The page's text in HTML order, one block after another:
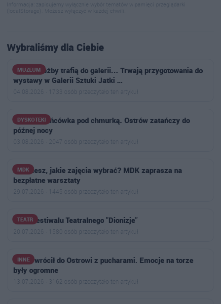
Informacja: zapisujemy wyłącznie wybór tematów w pamięci przeglądarki
(localStorage). Możesz wyłączyć w każdej chwili.
Wybraliśmy dla Ciebie
MUZEUM
Zanim rzeźby trafią do galerii... Trwają przygotowania do
wystawy w Galerii Sztuki Jatki …
04.08.2026 · 1733 osób przeczytało ten artykuł
DYSKOTEKI
Letnia potańcówka pod chmurką. Ostrów zatańczy do
późnej nocy
03.08.2026 · 2047 osób przeczytało ten artykuł
MDK
Nie wiesz, jakie zajęcia wybrać? MDK zaprasza na
bezpłatne warsztaty
29.07.2026 · 1445 osób przeczytało ten artykuł
TEATR
Finał Festiwalu Teatralnego "Dionizje"
20.07.2026 · 1580 osób przeczytało ten artykuł
INNE
Nikoś wrócił do Ostrowi z pucharami. Emocje na torze
były ogromne
13.07.2026 · 3162 osób przeczytało ten artykuł